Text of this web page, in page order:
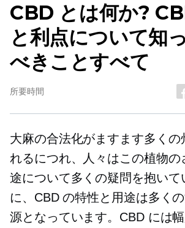
CBD とは何か?
と利点について知
べきことすべて
所要時間
大麻の合法化がますます多くの
れるにつれ、人々はこの植物の
途について多くの疑問を抱いて
に、CBD の特性と用途は多く
源となっています。CBD には